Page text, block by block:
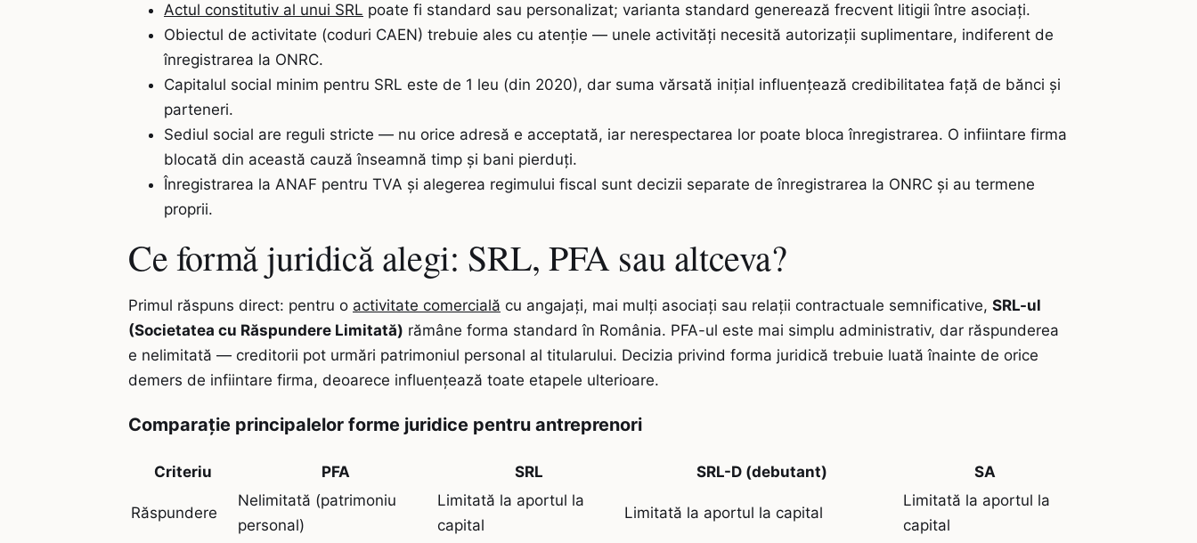
Actul constitutiv al unui SRL poate fi standard sau personalizat; varianta standard generează frecvent litigii între asociați.
Obiectul de activitate (coduri CAEN) trebuie ales cu atenție — unele activități necesită autorizații suplimentare, indiferent de
înregistrarea la ONRC.
Capitalul social minim pentru SRL este de 1 leu (din 2020), dar suma vărsată inițial influențează credibilitatea față de bănci și
parteneri.
Sediul social are reguli stricte — nu orice adresă e acceptată, iar nerespectarea lor poate bloca înregistrarea. O infiintare firma
blocată din această cauză înseamnă timp și bani pierduți.
Înregistrarea la ANAF pentru TVA și alegerea regimului fiscal sunt decizii separate de înregistrarea la ONRC și au termene
proprii.
Ce formă juridică alegi: SRL, PFA sau altceva?
Primul răspuns direct: pentru o activitate comercială cu angajați, mai mulți asociați sau relații contractuale semnificative, SRL-ul
(Societatea cu Răspundere Limitată) rămâne forma standard în România. PFA-ul este mai simplu administrativ, dar răspunderea
e nelimitată — creditorii pot urmări patrimoniul personal al titularului. Decizia privind forma juridică trebuie luată înainte de orice
demers de infiintare firma, deoarece influențează toate etapele ulterioare.
Comparație principalelor forme juridice pentru antreprenori
Criteriu PFA SRL SRL-D (debutant) SA
Răspundere
Nelimitată (patrimoniu
personal)
Limitată la aportul la
capital
Limitată la aportul la capital
Limitată la aportul la
capital